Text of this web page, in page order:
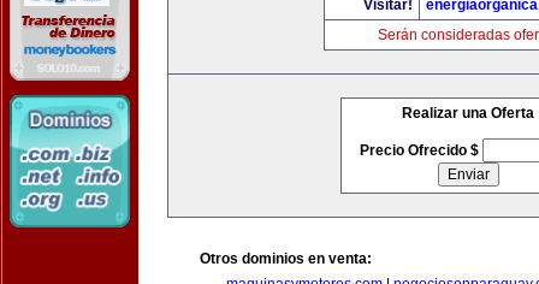
Visitar!
Serán consideradas
Realizar una Oferta
Precio Ofrecido $
Otros dominios en venta: